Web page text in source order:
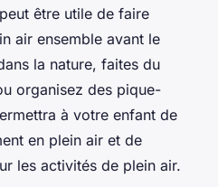
être utile de faire
air ensemble avant le
la nature, faites du
organisez des pique-
à votre enfant de
en plein air et de
les activités de plein air.